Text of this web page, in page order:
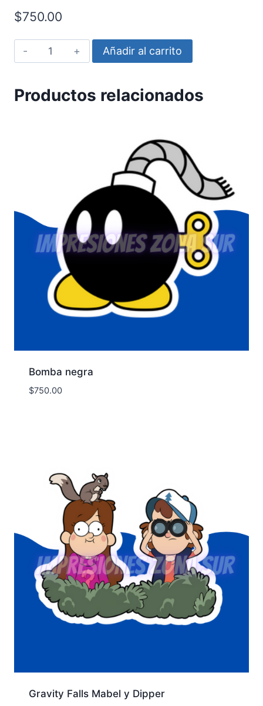
$750.00
Los
simpsons
Mu?
Añadir al carrito
Productos relacionados
Bomba negra
$750.00
Gravity Falls Mabel y Dipper